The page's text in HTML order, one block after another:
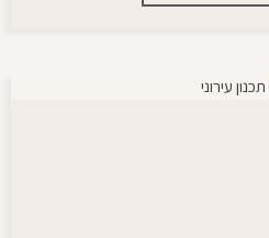
תכנון עירוני